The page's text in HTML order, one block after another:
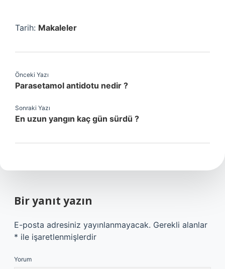
Tarih: Makaleler
Önceki Yazı
Parasetamol antidotu nedir ?
Sonraki Yazı
En uzun yangın kaç gün sürdü ?
Bir yanıt yazın
E-posta adresiniz yayınlanmayacak. Gerekli alanlar
* ile işaretlenmişlerdir
Yorum